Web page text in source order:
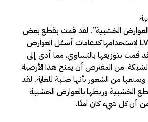
“العوارض الخشبية”. لقد قمت بقطع بعض
القطع الصغيرة من LVL لاستخدامها كدعامات أسفل العوارض
قمت بتوزيعها بالتساوي، مما أدى إلى
من المفترض أن يمنح هذا الأرضية
ويمنعها من الشعور بأنها صلبة للغاية. لقد
الخشبية وربطها بالعوارض الخشبية
من أن كل شيء كان آمنًا.